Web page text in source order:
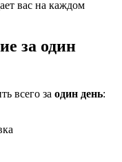
вас на каждом
за один
всего за один день: